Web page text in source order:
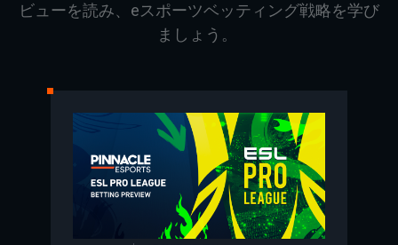
ビューを読み、eスポーツベッティング戦略を学び
ましょう。